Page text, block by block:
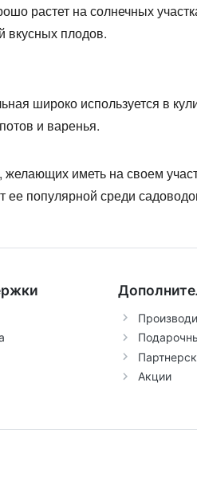
растет на солнечных
вкусных плодов.
широко используется в
и варенья.
иметь на своем
ее популярной среди
Акции